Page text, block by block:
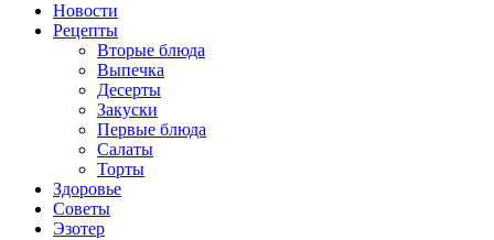
Новости
Рецепты
Вторые блюда
Выпечка
Десерты
Закуски
Первые блюда
Салаты
Торты
Здоровье
Советы
Эзотер